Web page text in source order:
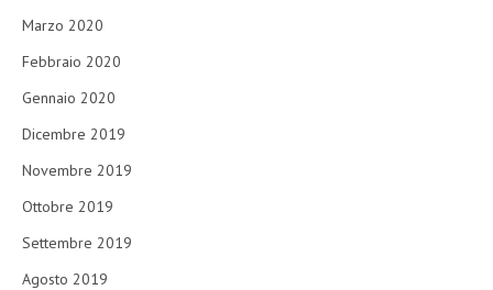
Marzo 2020
Febbraio 2020
Gennaio 2020
Dicembre 2019
Novembre 2019
Ottobre 2019
Settembre 2019
Agosto 2019